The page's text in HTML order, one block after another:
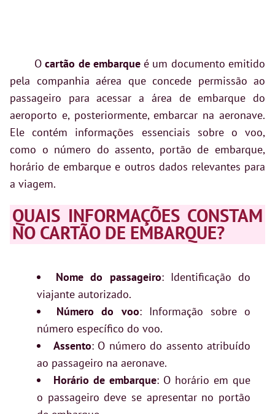
Ocartão de embarqueé um documento emitido
pela companhia aérea que concede permissão ao
passageiro para acessar a área de embarque do
aeroporto e, posteriormente, embarcar na aeronave.
Ele contém informações essenciais sobre o voo,
como o número do assento, portão de embarque,
horário de embarque e outros dados relevantes para
a viagem.
QUAIS INFORMAÇÕES CONSTAM
NO CARTÃO DE EMBARQUE?
Nome do passageiro: Identificação do
viajante autorizado.
Número do voo: Informação sobre o
número específico do voo.
Assento: O número do assento atribuído
ao passageiro na aeronave.
Horário de embarque: O horário em que
o passageiro deve se apresentar no portão